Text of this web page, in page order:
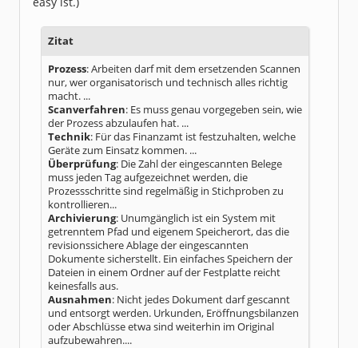
Zitat
Prozess: Arbeiten darf mit dem ersetzenden Scannen
nur, wer organisatorisch und technisch alles richtig
macht. ...
Scanverfahren: Es muss genau vorgegeben sein, wie
der Prozess abzulaufen hat. ...
Technik: Für das Finanzamt ist festzuhalten, welche
Geräte zum Einsatz kommen. ...
Überprüfung: Die Zahl der eingescannten Belege
muss jeden Tag aufgezeichnet werden, die
Prozessschritte sind regelmäßig in Stichproben zu
kontrollieren...
Archivierung: Unumgänglich ist ein System mit
getrenntem Pfad und eigenem Speicherort, das die
revisionssichere Ablage der eingescannten
Dokumente sicherstellt. Ein einfaches Speichern der
Dateien in einem Ordner auf der Festplatte reicht
keinesfalls aus.
Ausnahmen: Nicht jedes Dokument darf gescannt
und entsorgt werden. Urkunden, Eröffnungsbilanzen
oder Abschlüsse etwa sind weiterhin im Original
aufzubewahren....